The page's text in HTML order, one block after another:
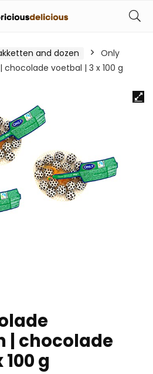
and dozen
Only
voetbal | 3 x 100 g
| chocolade
g